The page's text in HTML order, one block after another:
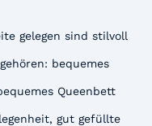
gelegen sind stilvoll
bequemes
Queenbett
gut gefüllte